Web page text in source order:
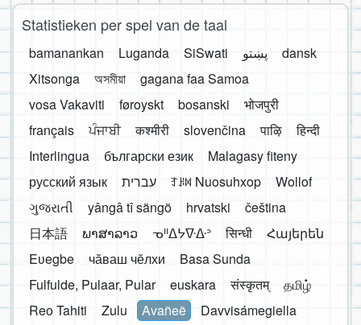
Statistieken per spel van de taal
bamanankan Luganda SiSwati پښتو
dansk
Xitsonga
অসমীয়া
gagana faa Samoa
vosa Vakaviti
føroyskt bosanski
भोजपुरी
français
ਪੰਜਾਬੀ कश्मीरी slovenčina पाऴि
हिन्दी
Interlingua
български език
Malagasy fiteny
русский язык
עברית ꆈꌠ꒿ Nuosuhxop
Wollof
ગુજરાતી
yângâ tî sängö hrvatski
čeština
日本語
ພາສາລາວ ᓀᐦᐃᔭᐍᐏᐣ सिन्धी
Հայերեն
Eʋegbe
чӑваш чӗлхи
Basa Sunda
Fulfulde, Pulaar, Pular
euskara संस्कृतम्
தமிழ்
Reo Tahiti
Zulu Avañeẽ
Davvisámegiella